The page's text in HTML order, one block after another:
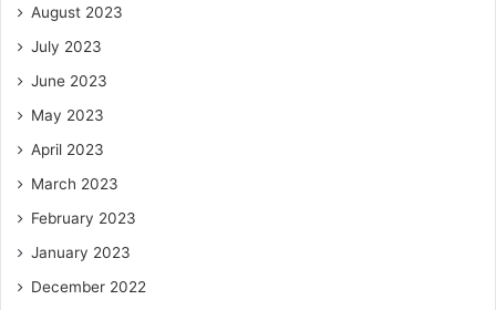
August 2023
July 2023
June 2023
May 2023
April 2023
March 2023
February 2023
January 2023
December 2022